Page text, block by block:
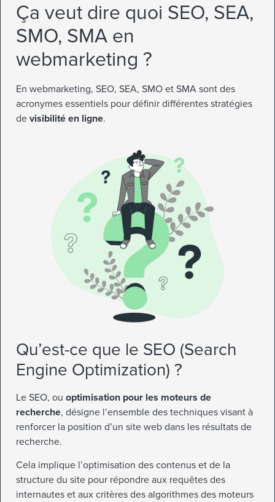
Ça veut dire quoi SEO, SEA,
SMO, SMA en
webmarketing ?
En webmarketing, SEO, SEA, SMO et SMA sont des
acronymes essentiels pour définir différentes stratégies
de visibilité en ligne.
Qu’est-ce que le SEO (Search
Engine Optimization) ?
Le SEO, ou optimisation pour les moteurs de
recherche, désigne l’ensemble des techniques visant à
renforcer la position d’un site web dans les résultats de
recherche.
Cela implique l’optimisation des contenus et de la
structure du site pour répondre aux requêtes des
internautes et aux critères des algorithmes des moteurs